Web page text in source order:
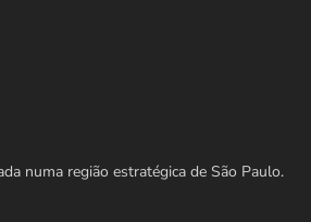
numa região estratégica de São Paulo.